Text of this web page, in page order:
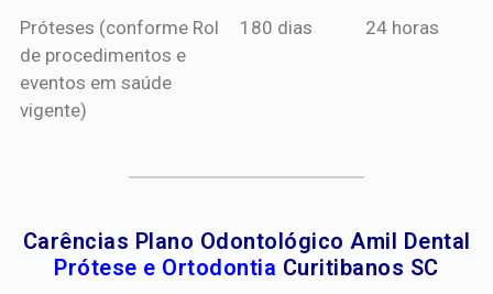
Próteses (conforme Rol
de procedimentos e
eventos em saúde
vigente)
180 dias 24 horas
Carências Plano Odontológico Amil Dental
Prótese e Ortodontia Curitibanos SC